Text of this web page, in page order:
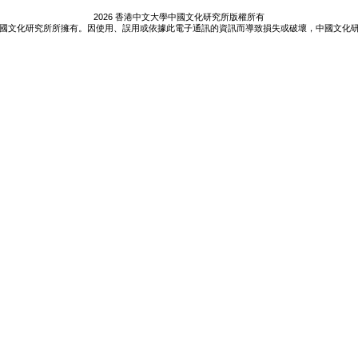
2026 香港中文大學中國文化研究所版權所有
文化研究所所擁有。因使用、誤用或依據此電子通訊的資訊而導致損失或破壞，中國文化研